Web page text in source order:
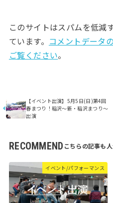
このサイトはスパムを低減
ています。 コメントデータ
ご覧ください。
【イベント出演】5月5日(日)第4回
春まつり！稲沢～新・稲沢まつり～
出演
RECOMMEND
イベント/パフォーマンス